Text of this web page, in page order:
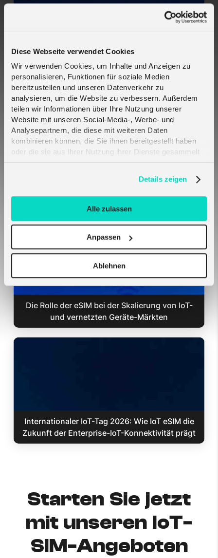
Diese Webseite verwendet Cookies
Wir verwenden Cookies, um Inhalte und Anzeigen zu
personalisieren, Funktionen für soziale Medien
bereitzustellen und unseren Datenverkehr zu
analysieren, um die Website zu verbessern. Außerdem
teilen wir Informationen über Ihre Nutzung unserer
Website mit unseren Social-Media-, Werbe- und
Analysepartnern, die diese mit weiteren Daten
kombinieren können, die Sie ihnen bereitgestellt haben
oder die sie aus Ihrer Nutzung ihrer Dienste gesammelt
Details zeigen
Alle zulassen
Anpassen
Ablehnen
Crout und Telefónica Deutschland bringen mehr
Resilienz in die kritische IoT-Konnektivität -
2CoreSIM
Melita SIM-Karten verbinden sich automatisch
Die Rolle der eSIM bei der Skalierung von IoT-
und vernetzten Geräte-Märkten
Internationaler IoT-Tag 2026: Wie IoT eSIM die
Zukunft der Enterprise-IoT-Konnektivität prägt
Starten Sie jetzt
mit unseren IoT-
SIM-Angeboten